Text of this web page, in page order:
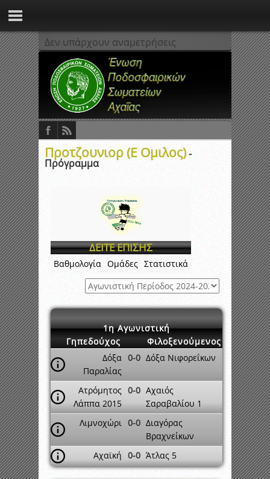
Δεν υπάρχουν αναμετρήσεις
Προτζουνιορ (Ε Ομιλος)-
Πρόγραμμα
ΔΕΙΤΕ ΕΠΙΣΗΣ
Βαθμολογία Ομάδες Στατιστικά
1η Αγωνιστική
Γηπεδούχος
Φιλοξενούμενος
Δόξα
Παραλίας
0-0 Δόξα Νιφορεΐκων
Ατρόμητος
Λάππα 2015
0-0 Αχαιός
Σαραβαλίου 1
Λιμνοχώρι 0-0 Διαγόρας
Βραχνείκων
Αχαϊκή 0-0 Άτλας 5